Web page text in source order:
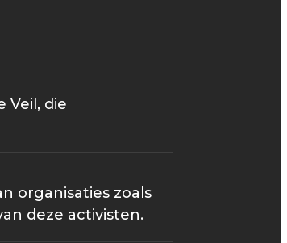
Veil, die
organisaties zoals
deze activisten.